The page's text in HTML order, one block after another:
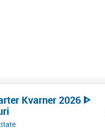
Kvarner 2026 ᐈ